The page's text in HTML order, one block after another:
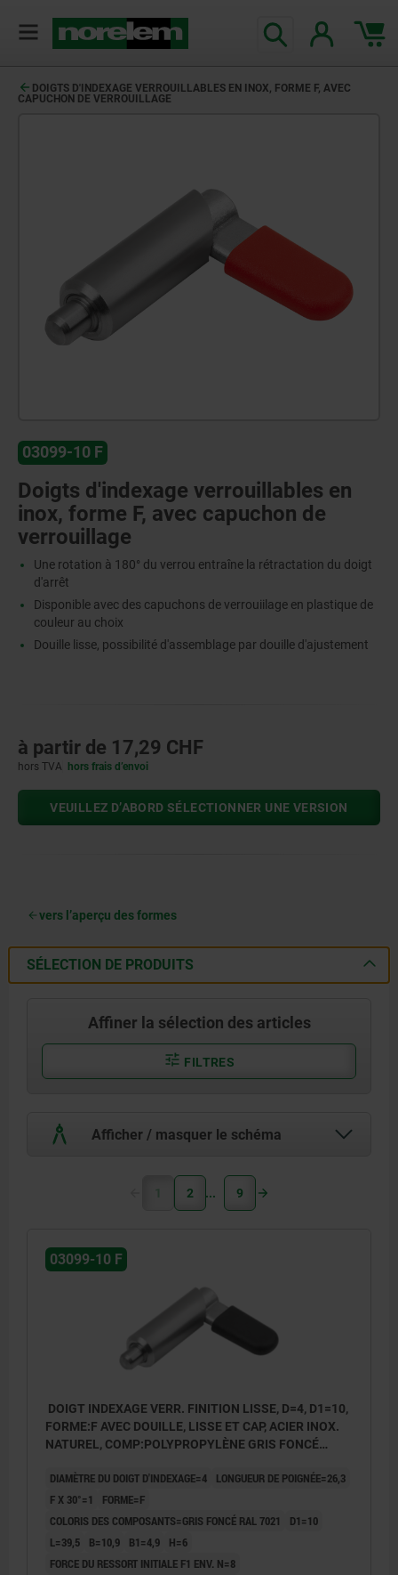
DOIGTS D'INDEXAGE VERROUILLABLES EN INOX, FORME F, AVEC
CAPUCHON DE VERROUILLAGE
03099-10 F
Doigts d'indexage verrouillables en
inox, forme F, avec capuchon de
verrouillage
Une rotation à 180° du verrou entraîne la rétractation du doigt
d'arrêt
Disponible avec des capuchons de verrouiilage en plastique de
couleur au choix
Douille lisse, possibilité d'assemblage par douille d'ajustement
à partir de 17,29 CHF
hors TVA hors frais d’envoi
VEUILLEZ D’ABORD SÉLECTIONNER UNE VERSION
vers l’aperçu des formes
SÉLECTION DE PRODUITS
Affiner la sélection des articles
FILTRES
Afficher / masquer le schéma
1 2 9
03099-10 F
DOIGT INDEXAGE VERR. FINITION LISSE, D=4, D1=10,
FORME:F AVEC DOUILLE, LISSE ET CAP, ACIER INOX.
NATUREL, COMP:POLYPROPYLÈNE GRIS FONCÉ
DIAMÈTRE DU DOIGT D'INDEXAGE=4
LONGUEUR DE POIGNÉE=26,3
F X 30°=1
FORME=F
COLORIS DES COMPOSANTS=GRIS FONCÉ RAL 7021
D1=10
L=39,5
B=10,9 B1=4,9
H=6
FORCE DU RESSORT INITIALE F1 ENV. N=8